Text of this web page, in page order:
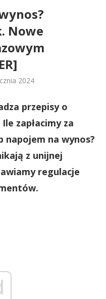
Nowe
2024
przepisy o
zapłacimy za
napojem na wynos?
z unijnej
regulacje